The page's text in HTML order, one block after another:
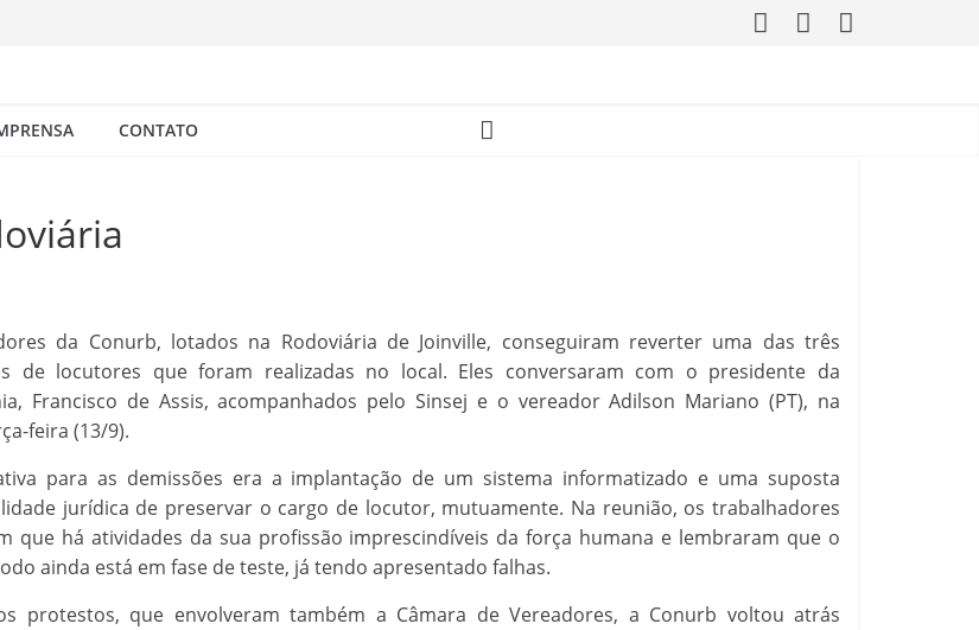
CONTATO
da Conurb, lotados na Rodoviária de Joinville, conseguiram reverter uma das três
de locutores que foram realizadas no local. Eles conversaram com o presidente da
Francisco de Assis, acompanhados pelo Sinsej e o vereador Adilson Mariano (PT), na
feira (13/9).
para as demissões era a implantação de um sistema informatizado e uma suposta
jurídica de preservar o cargo de locutor, mutuamente. Na reunião, os trabalhadores
que há atividades da sua profissão imprescindíveis da força humana e lembraram que o
ainda está em fase de teste, já tendo apresentado falhas.
protestos, que envolveram também a Câmara de Vereadores, a Conurb voltou atrás